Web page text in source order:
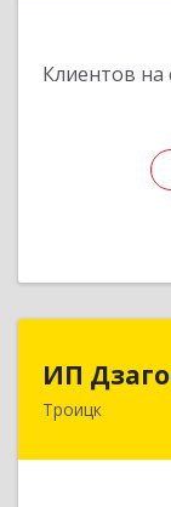
Клиентов
ИП
Троицк